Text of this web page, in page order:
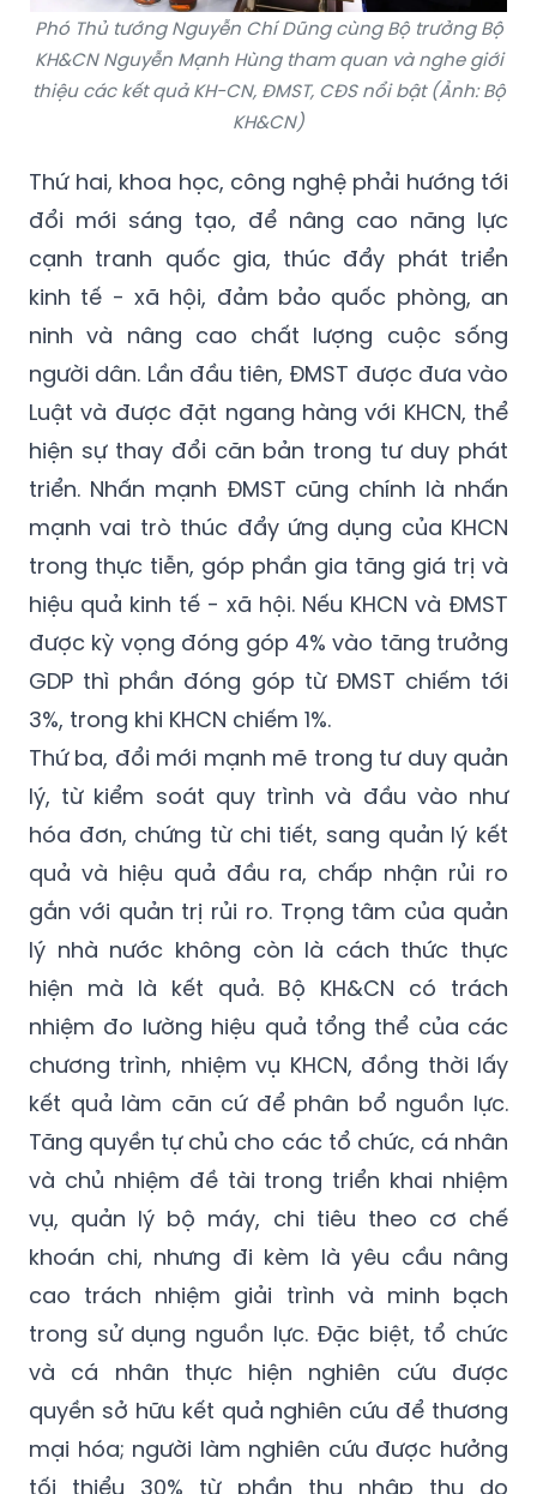
Phó Thủ tướng Nguyễn Chí Dũng cùng Bộ trưởng Bộ
KH&CN Nguyễn Mạnh Hùng tham quan và nghe giới
thiệu các kết quả KH-CN, ĐMST, CĐS nổi bật (Ảnh: Bộ
KH&CN)
Thứ hai, khoa học, công nghệ phải hướng tới
đổi mới sáng tạo, để nâng cao năng lực
cạnh tranh quốc gia, thúc đẩy phát triển
kinh tế - xã hội, đảm bảo quốc phòng, an
ninh và nâng cao chất lượng cuộc sống
người dân. Lần đầu tiên, ĐMST được đưa vào
Luật và được đặt ngang hàng với KHCN, thể
hiện sự thay đổi căn bản trong tư duy phát
triển. Nhấn mạnh ĐMST cũng chính là nhấn
mạnh vai trò thúc đẩy ứng dụng của KHCN
trong thực tiễn, góp phần gia tăng giá trị và
hiệu quả kinh tế - xã hội. Nếu KHCN và ĐMST
được kỳ vọng đóng góp 4% vào tăng trưởng
GDP thì phần đóng góp từ ĐMST chiếm tới
3%, trong khi KHCN chiếm 1%.
Thứ ba, đổi mới mạnh mẽ trong tư duy quản
lý, từ kiểm soát quy trình và đầu vào như
hóa đơn, chứng từ chi tiết, sang quản lý kết
quả và hiệu quả đầu ra, chấp nhận rủi ro
gắn với quản trị rủi ro. Trọng tâm của quản
lý nhà nước không còn là cách thức thực
hiện mà là kết quả. Bộ KH&CN có trách
nhiệm đo lường hiệu quả tổng thể của các
chương trình, nhiệm vụ KHCN, đồng thời lấy
kết quả làm căn cứ để phân bổ nguồn lực.
Tăng quyền tự chủ cho các tổ chức, cá nhân
và chủ nhiệm đề tài trong triển khai nhiệm
vụ, quản lý bộ máy, chi tiêu theo cơ chế
khoán chi, nhưng đi kèm là yêu cầu nâng
cao trách nhiệm giải trình và minh bạch
trong sử dụng nguồn lực. Đặc biệt, tổ chức
và cá nhân thực hiện nghiên cứu được
quyền sở hữu kết quả nghiên cứu để thương
mại hóa; người làm nghiên cứu được hưởng
tối thiểu 30% từ phần thu nhập thu do